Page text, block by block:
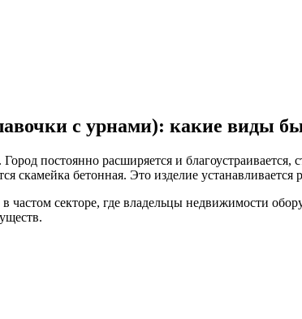
с урнами): какие виды
постоянно расширяется и
скамейка бетонная. Это изделие
частом секторе, где владельцы недвижимости